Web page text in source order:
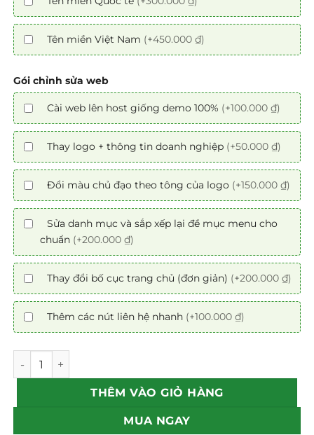
Tên miền Việt Nam (+450.000 ₫)
Gói chỉnh sửa web
Cài web lên host giống demo 100% (+100.000 ₫)
Thay logo + thông tin doanh nghiệp (+50.000 ₫)
Đổi màu chủ đạo theo tông của logo (+150.000 ₫)
Sửa danh mục và sắp xếp lại đề mục menu cho
chuẩn (+200.000 ₫)
Thay đổi bố cục trang chủ (đơn giản) (+200.000 ₫)
Thêm các nút liên hệ nhanh (+100.000 ₫)
Mẫu theme web nội thất 03 chuẩn SEO số lượng
THÊM VÀO GIỎ HÀNG
MUA NGAY